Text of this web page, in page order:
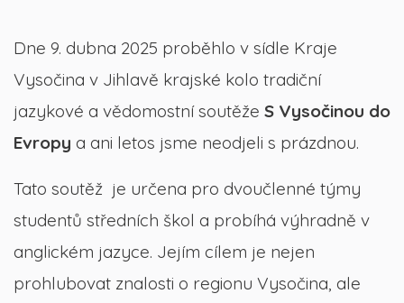
Dne 9. dubna 2025 proběhlo v sídle Kraje
Vysočina v Jihlavě krajské kolo tradiční
jazykové a vědomostní soutěže S Vysočinou do
Evropy a ani letos jsme neodjeli s prázdnou.
Tato soutěž je určena pro dvoučlenné týmy
studentů středních škol a probíhá výhradně v
anglickém jazyce. Jejím cílem je nejen
prohlubovat znalosti o regionu Vysočina, ale